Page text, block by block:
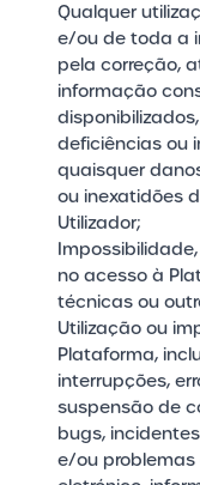
Qualquer
e/ou de toda a
pela correção,
informação
deficiências ou
quaisquer
ou inexatidões
Utilizador;
no acesso à
técnicas ou
Utilização ou
Plataforma,
interrupções,
suspensão de
bugs,
e/ou